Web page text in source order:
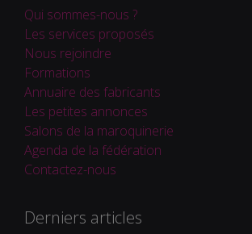
Qui sommes-nous ?
Les services proposés
Nous rejoindre
Formations
Annuaire des fabricants
Les petites annonces
Salons de la maroquinerie
Agenda de la fédération
Contactez-nous
Derniers articles